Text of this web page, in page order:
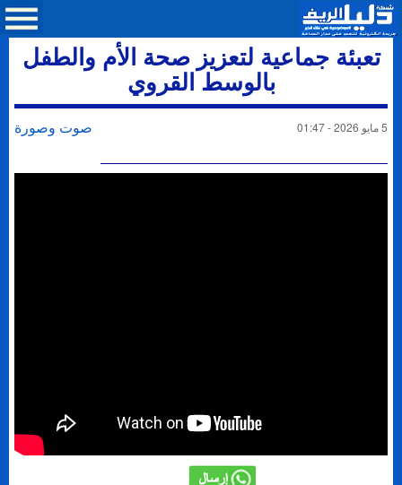
تعبئة جماعية لتعزيز صحة الأم والطفل
بالوسط القروي
صوت وصورة 5 مايو 2026 - 01:47